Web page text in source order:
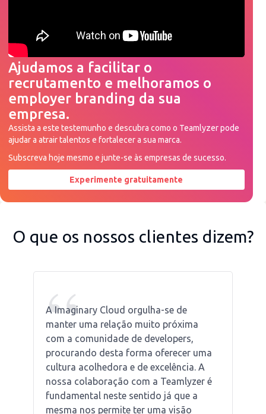
Peça uma demonstração agora
Ajudamos a facilitar o
recrutamento e melhoramos o
employer branding da sua
empresa.
Assista a este testemunho e descubra como o Teamlyzer pode
ajudar a atrair talentos e fortalecer a sua marca.
Subscreva hoje mesmo e junte-se às empresas de sucesso.
Experimente gratuitamente
O que os nossos clientes dizem?
“
A Imaginary Cloud orgulha-se de
manter uma relação muito próxima
com a comunidade de developers,
procurando desta forma oferecer uma
cultura acolhedora e de excelência. A
nossa colaboração com a Teamlyzer é
fundamental neste sentido já que a
mesma nos permite ter uma visão